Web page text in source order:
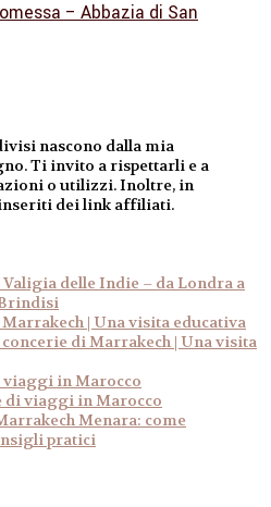
– Abbazia di San
nascono dalla mia
Ti invito a rispettarli e a
o utilizzi. Inoltre, in
dei link affiliati.
Valigia delle Indie – da Londra a
| Una visita educativa
concerie di Marrakech | Una visita
viaggi in Marocco
di viaggi in Marocco
Menara: come
pratici